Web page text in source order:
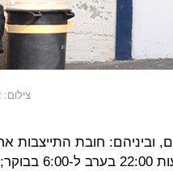
צילום:
וביניהם: חובת התייצבות
לשבועיים בתחנת משטרה; מאסר בית בין השעות 22:00 בערב ל-6:00 בבוקר;